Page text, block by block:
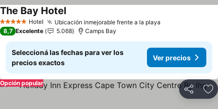
5 Estrellas Hotel Ubicación inmejorable frente a la playa
The Bay HotelVer precios
8,7 Excelente 5.068 Camps Bay
Seleccioná las fechas para ver los
precios exactos
Ver precios
Compartir
Opción popular